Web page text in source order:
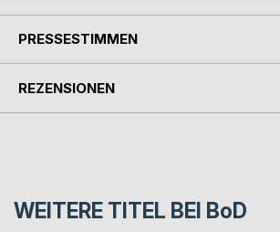
PRESSESTIMMEN
REZENSIONEN
WEITERE TITEL BEI BoD